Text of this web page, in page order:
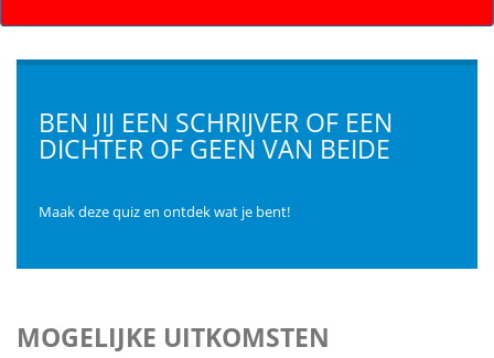
BEN JIJ EEN SCHRIJVER OF EEN
DICHTER OF GEEN VAN BEIDE
Maak deze quiz en ontdek wat je bent!
MOGELIJKE UITKOMSTEN